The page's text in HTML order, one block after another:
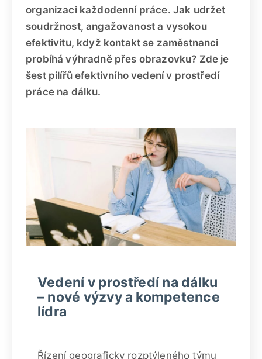
organizaci každodenní práce. Jak udržet
soudržnost, angažovanost a vysokou
efektivitu, když kontakt se zaměstnanci
probíhá výhradně přes obrazovku? Zde je
šest pilířů efektivního vedení v prostředí
práce na dálku.
Vedení v prostředí na dálku
– nové výzvy a kompetence
lídra
Řízení geograficky rozptýleného týmu